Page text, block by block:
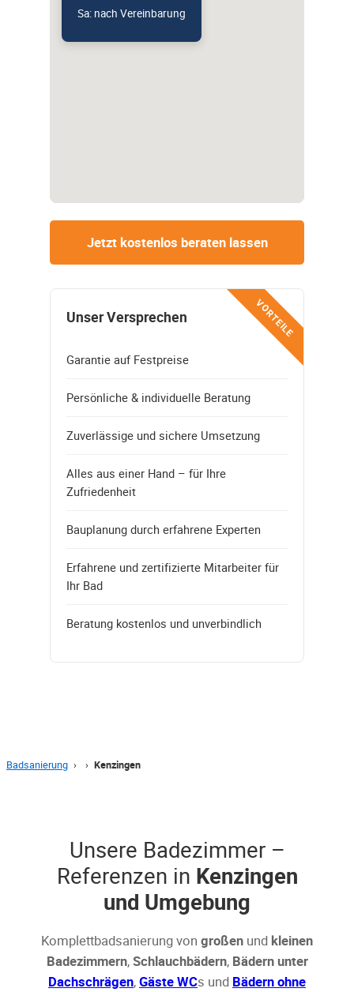
Sa: nach Vereinbarung
Jetzt kostenlos beraten lassen
VORTEILE
Unser Versprechen
Garantie auf Festpreise
Persönliche & individuelle Beratung
Zuverlässige und sichere Umsetzung
Alles aus einer Hand – für Ihre
Zufriedenheit
Bauplanung durch erfahrene Experten
Erfahrene und zertifizierte Mitarbeiter für
Ihr Bad
Beratung kostenlos und unverbindlich
Badsanierung › › Kenzingen
Unsere Badezimmer –
Referenzen in Kenzingen
und Umgebung
Komplettbadsanierung von großen und kleinen
Badezimmern,Schlauchbädern, Bädern unter
Dachschrägen,Gäste WCs und Bädern ohne